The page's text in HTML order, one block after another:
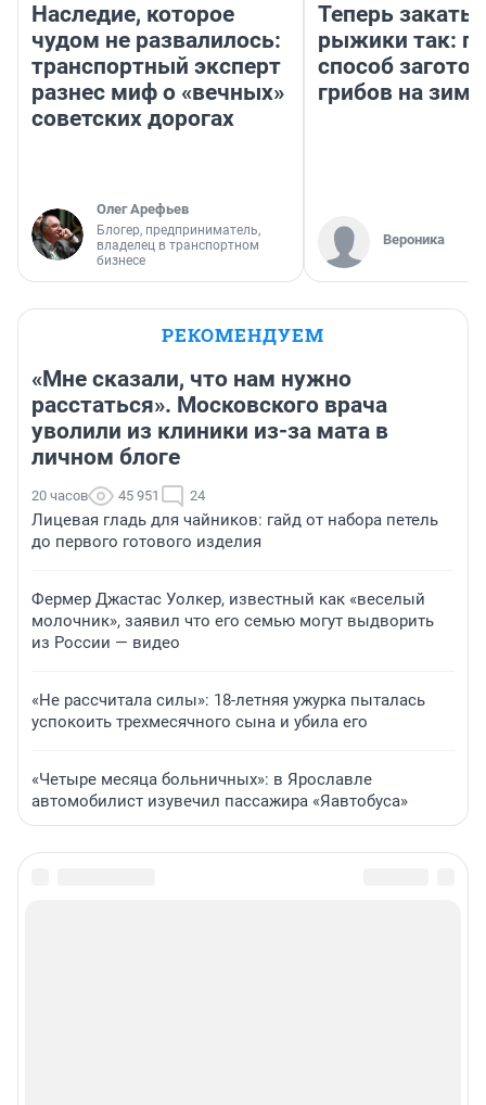
Наследие, которое
чудом не развалилось:
транспортный эксперт
разнес миф о «вечных»
советских дорогах
Олег Арефьев
Блогер, предприниматель,
владелец в транспортном
бизнесе
Теперь
рыжики так:
способ
грибов на зиму
Вероника
РЕКОМЕНДУЕМ
«Мне сказали, что нам нужно
расстаться». Московского врача
уволили из клиники из-за мата в
личном блоге
20 часов 45 951 24
Лицевая гладь для чайников: гайд от набора петель
до первого готового изделия
Фермер Джастас Уолкер, известный как «веселый
молочник», заявил что его семью могут выдворить
из России — видео
«Не рассчитала силы»: 18-летняя ужурка пыталась
успокоить трехмесячного сына и убила его
«Четыре месяца больничных»: в Ярославле
автомобилист изувечил пассажира «Яавтобуса»